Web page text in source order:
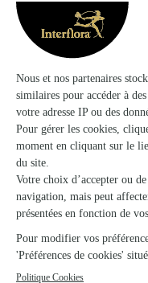
Très bonne
Très bonne
bureau. Délai tenu.
17/12/2025
★ ★ ★ ★ ★
Ravie du service de
Commande rapide et
dans les délais avec un